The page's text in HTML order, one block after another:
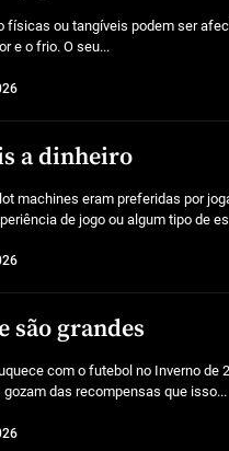
físicas ou tangíveis podem ser
e o frio. O seu...
a dinheiro
machines eram preferidas por
de jogo ou algum tipo de
são grandes
com o futebol no Inverno de
das recompensas que isso...